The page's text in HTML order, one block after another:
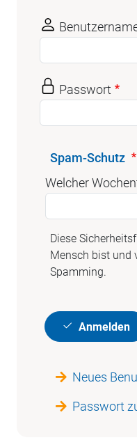
Passwort
Spam-Schutz
Welcher
Diese
Mensch bist und
Spamming.
Anmelden
Neues
Passwort